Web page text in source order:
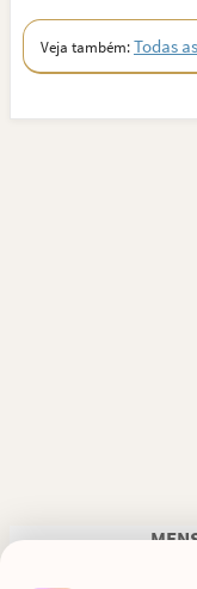
Veja também:Todas